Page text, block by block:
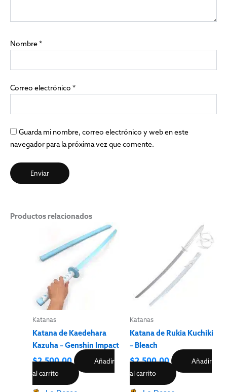
Nombre*
Correo electrónico *
Guarda mi nombre, correo electrónico y web en este
navegador para la próxima vez que comente.
Productos relacionados
Katanas
Katana de Kaedehara
Kazuha – Genshin Impact
$2,500.00
Añadir
al carrito
Katanas
Katana de Rukia Kuchiki
– Bleach
$2,500.00
Añadir
al carrito